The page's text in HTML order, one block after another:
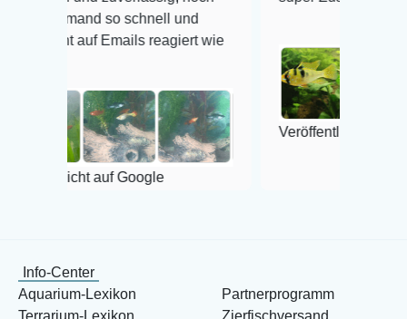
so schnell und
Emails reagiert wie
auf Google
Veröffentlicht auf Google
Info-Center
Aquarium-Lexikon
Terrarium-Lexikon
Partnerprogramm
Zierfischversand